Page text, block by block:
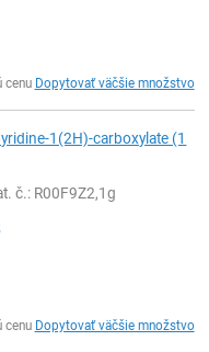
cenu Dopytovať väčšie množstvo
1(2H)-carboxylate (1
č.: R00F9Z2,1g
cenu Dopytovať väčšie množstvo